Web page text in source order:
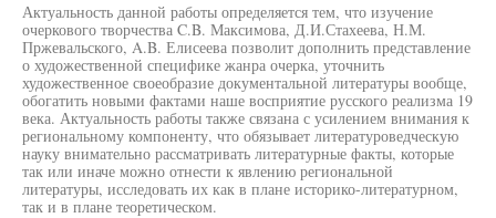
Актуальность данной работы определяется тем, что изучение
очеркового творчества C.B. Максимова, Д.И.Стахеева, Н.М.
Пржевальского, A.B. Елисеева позволит дополнить представление
о художественной специфике жанра очерка, уточнить
художественное своеобразие документальной литературы вообще,
обогатить новыми фактами наше восприятие русского реализма 19
века. Актуальность работы также связана с усилением внимания к
региональному компоненту, что обязывает литературоведческую
науку внимательно рассматривать литературные факты, которые
так или иначе можно отнести к явлению региональной
литературы, исследовать их как в плане историко-литературном,
так и в плане теоретическом.